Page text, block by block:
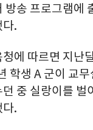
방송 프로그램에
다.
에 따르면 지난
학생 A 군이 교
중 실랑이를 벌
다.